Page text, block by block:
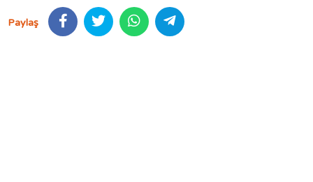
Paylaş